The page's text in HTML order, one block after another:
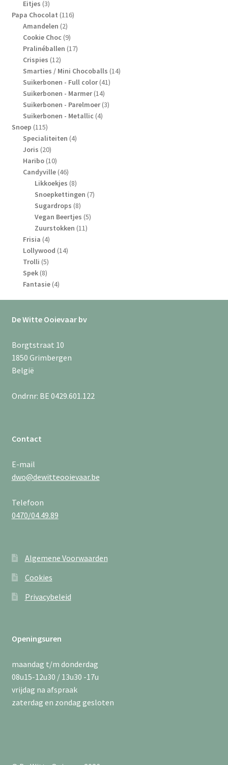
producten
Eitjes 33
producten
Papa Chocolat 116116
Amandelen 22
producten
Cookie Choc 99
producten
Pralinéballen 1717
Crispies 1212
producten
Smarties / Mini Chocoballs 1414
Suikerbonen - Full color 4141
Suikerbonen - Marmer 1414
producten
Suikerbonen - Parelmoer 33
Suikerbonen - Metallic 44
Snoep 115115
producten
Specialiteiten 44
Joris 2020
producten
Haribo 1010
producten
Candyville 4646
producten
Likkoekjes 88
producten
Snoepkettingen 77
Sugardrops 88
producten
Vegan Beertjes 55
Zuurstokken 1111
Frisia 44
producten
Lollywood 1414
Trolli 55
producten
Spek 88
producten
Fantasie 44
De Witte Ooievaar bv
Borgtstraat 10
1850 Grimbergen
België
Ondrnr: BE 0429.601.122
Contact
E-mail
dwo@dewitteooievaar.be
Telefoon
0470/04.49.89
Algemene Voorwaarden
Cookies
Privacybeleid
Openingsuren
maandag t/m donderdag
08u15-12u30 / 13u30 -17u
vrijdag na afspraak
zaterdag en zondag gesloten